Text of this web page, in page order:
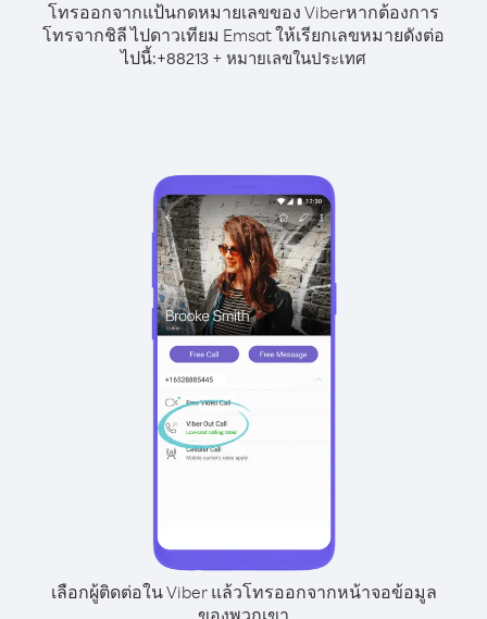
โทรออกจากแป้นกดหมายเลขของ Viberหากต้องการ
โทรจากชิลี ไปดาวเทียม Emsat ให้เรียกเลขหมายดังต่อ
ไปนี้:+88213 + หมายเลขในประเทศ
เลือกผู้ติดต่อใน Viber แล้วโทรออกจากหน้าจอข้อมูล
ของพวกเขา